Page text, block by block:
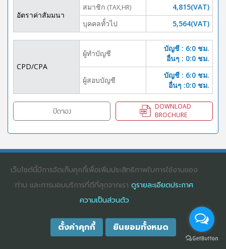
อัตราค่าสัมมนา
สมาชิก (TAX,HR)
4,815(VAT)
บุคคลทั้่วไป
5,564(VAT)
CPD/CPA
ผู้ทำบัญชี
บัญชี : 6:0 ชม.
อื่นๆ : 0:0 ชม.
ผู้สอบบัญชี
บัญชี : 6:0 ชม.
อื่นๆ :0:0 ชม.
ปิดจอง
DOWNLOAD
BROCHURE
RIGHTS RESERVED. E-COMMERCIAL REGISTRATION 0105529026680
เว็บไซต์นี้มีการจัดเก็บคุกกี้เพื่อเพิ่มประสิทธิภาพในการใช้งานของ
ท่าน และการมอบบริการที่ดีที่สุดจากเรา ดูรายละเอียดประกาศ
ความเป็นส่วนตัว
ตั้งค่าคุกกี้ ยินยอมทั้งหมด